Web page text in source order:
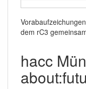
dem rC3
hacc